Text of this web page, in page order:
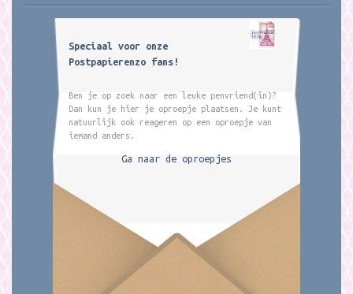
Speciaal voor onze
Postpapierenzo fans!
Ben je op zoek naar een leuke penvriend(in)?
Dan kun je hier je oproepje plaatsen. Je kunt
natuurlijk ook reageren op een oproepje van
iemand anders.
Ga naar de oproepjes